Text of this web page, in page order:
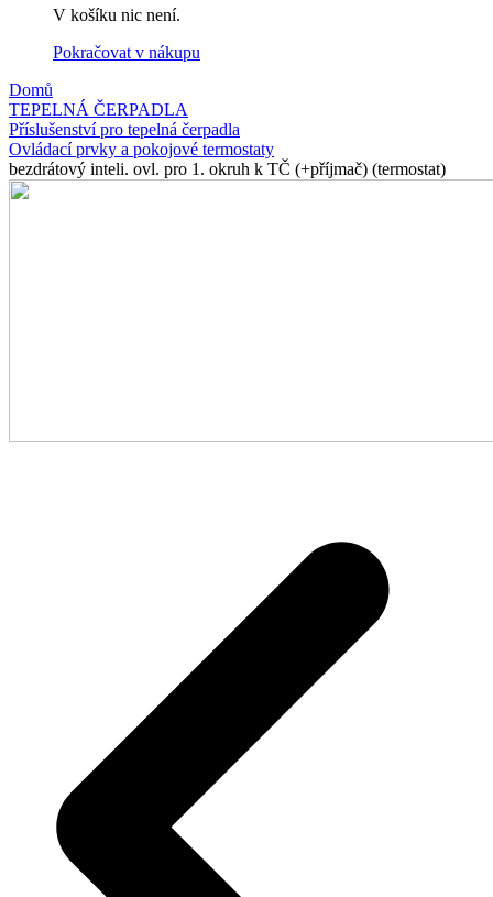
V košíku nic není.
Pokračovat v nákupu
Domů
TEPELNÁ ČERPADLA
Příslušenství pro tepelná čerpadla
Ovládací prvky a pokojové termostaty
bezdrátový inteli. ovl. pro 1. okruh k TČ (+příjmač) (termostat)